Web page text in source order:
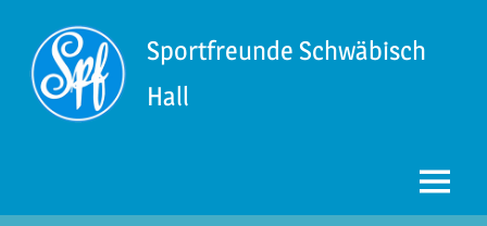
Inhalt
springen
Sportfreunde Schwäbisch
Hall
Menü